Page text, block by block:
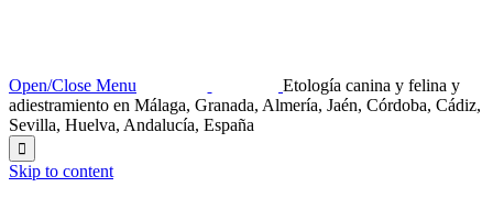
Open/Close Menu
Etología canina y felina y
adiestramiento en Málaga, Granada, Almería, Jaén, Córdoba, Cádiz,
Sevilla, Huelva, Andalucía, España

Skip to content